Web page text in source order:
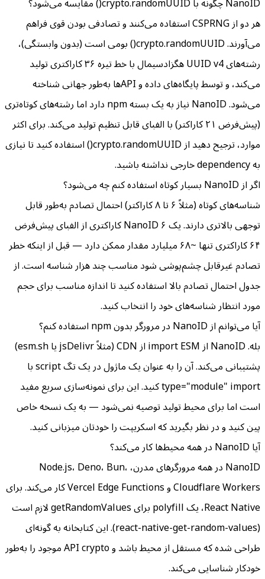
هر دو از CSPRNG استفاده می‌کنند و تصادفی بودن قوی فراهم
می‌آورند. crypto.randomUUID() بومی است (بدون وابستگی)،
رشته‌های UUID v4 هگزادسیمال با خط تیره ۳۶ کاراکتری تولید
می‌کند، و توسط پایگاه‌های داده و APIها به‌طور جهانی شناخته
می‌شود. NanoID نیاز به یک بسته npm دارد اما رشته‌های کوتاه‌تری
(پیش‌فرض ۲۱ کاراکتر) با الفبای قابل تنظیم تولید می‌کند. برای اکثر
موارد، ترجیح دهید از crypto.randomUUID() استفاده کنید تا نیازی
به dependency خارجی نداشته باشید.
اگر از NanoID بسیار کوتاه استفاده کنم چه می‌شود؟
شناسه‌های کوتاه (مثلاً ۶ تا ۸ کاراکتر) احتمال تصادم به‌طور قابل
توجهی بالاتری دارند. یک NanoID ۶ کاراکتری از الفبای پیش‌فرض
۶۴ کاراکتری تنها ~۶۸ میلیارد مقدار ممکن دارد — قبل از اینکه خطر
تصادم غیرقابل چشم‌پوشی شود مناسب چند هزار شناسه است. از
جدول احتمال تصادم بالا استفاده کنید تا اندازه مناسب برای حجم
مورد انتظار شناسه‌های خود را انتخاب کنید.
آیا می‌توانم از NanoID در مرورگر بدون npm استفاده کنم؟
بله. NanoID از import ESM از CDN (مثلاً jsDelivr یا esm.sh)
پشتیبانی می‌کند. آن را به عنوان یک ماژول در یک تگ script با
type="module" import کنید. این برای نمونه‌سازی سریع مفید
است اما برای محیط تولید توصیه نمی‌شود — به یک نسخه خاص
پین کنید و در نظر بگیرید که اسکریپت را خودتان میزبانی کنید.
آیا NanoID در همه محیط‌ها کار می‌کند؟
NanoID در همه مرورگرهای مدرن، Node.js، Deno، Bun،
Cloudflare Workers و Vercel Edge Functions کار می‌کند. برای
React Native، یک polyfill برای getRandomValues لازم است
(react-native-get-random-values). این کتابخانه به گونه‌ای
طراحی شده که مستقل از محیط باشد و API crypto موجود را به‌طور
خودکار شناسایی می‌کند.